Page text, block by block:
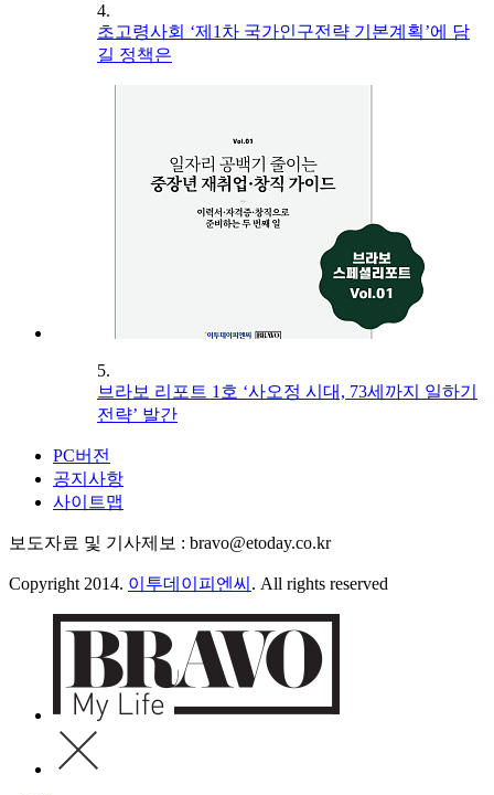
4.
초고령사회 ‘제1차 국가인구전략 기본계획’에 담
길 정책은
5.
브라보 리포트 1호 ‘사오정 시대, 73세까지 일하기
전략’ 발간
PC버전
공지사항
사이트맵
보도자료 및 기사제보 : bravo@etoday.co.kr
Copyright 2014. 이투데이피엔씨 . All rights reserved